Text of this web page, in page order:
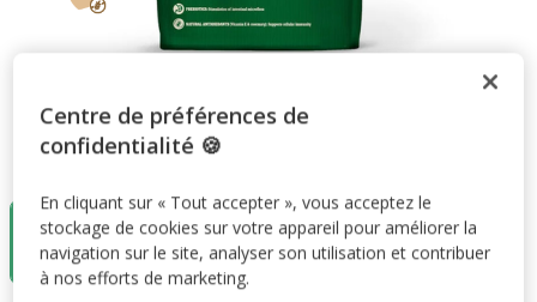
Taille:3Kg
3Kg
26.99€
(8.99€ / kg)
12Kg
69.99€
(5.83€ / kg)
Centre de préférences de
confidentialité 🍪
En cliquant sur « Tout accepter », vous acceptez le
stockage de cookies sur votre appareil pour améliorer la
navigation sur le site, analyser son utilisation et contribuer
à nos efforts de marketing.